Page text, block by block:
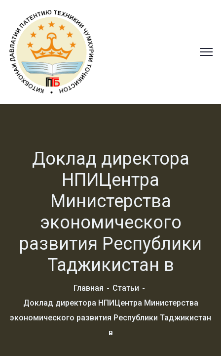
Доклад директора
НПИЦентра
Министерства
экономического
развития Республики
Таджикистан в
Главная
Статьи
Доклад директора НПИЦентра Министерства
экономического развития Республики Таджикистан
в